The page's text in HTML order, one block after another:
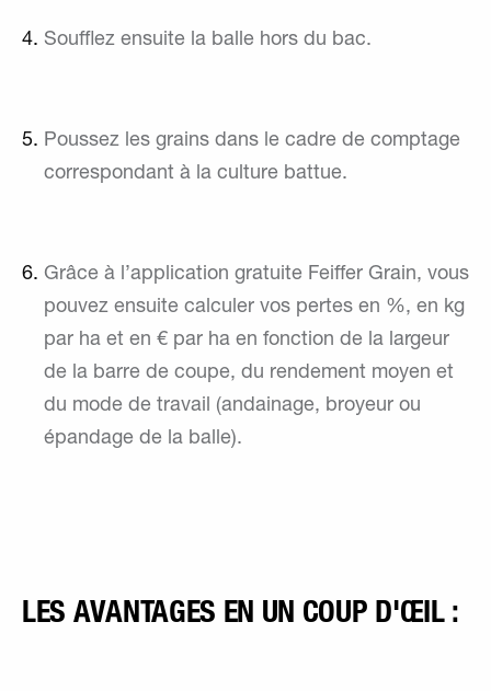
Soufflez ensuite la balle hors du bac.
Poussez les grains dans le cadre de comptage
correspondant à la culture battue.
Grâce à l’application gratuite Feiffer Grain, vous
pouvez ensuite calculer vos pertes en %, en kg
par ha et en € par ha en fonction de la largeur
de la barre de coupe, du rendement moyen et
du mode de travail (andainage, broyeur ou
épandage de la balle).
LES AVANTAGES EN UN COUP D'ŒIL :